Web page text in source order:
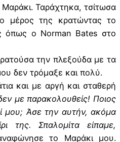
Ταράχτηκα, τσίτωσα
μέρος της κρατώντας το
όπως ο Norman Bates στο
την πλεξούδα με τα
δεν τρόμαξε και πολύ.
και με αργή και σταθερή
με παρακολουθείς! Ποιος
μου; Άσε την αυτήν, ακόμα
της. Σπαλομίτα είπαμε,
το Μαράκι μου.